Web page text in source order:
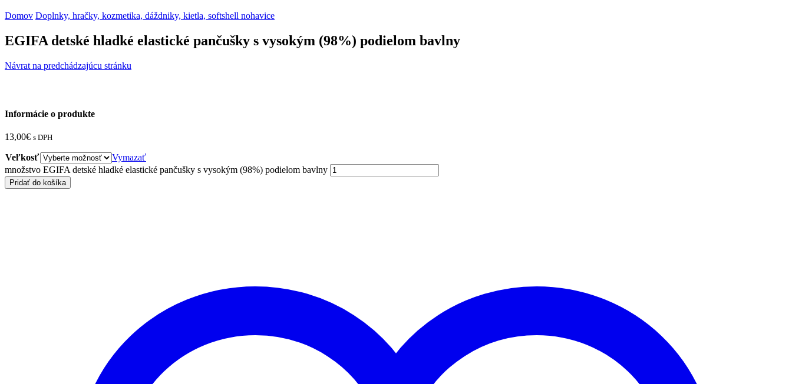
Domov Doplnky, hračky, kozmetika, dáždniky, kietla, softshell nohavice
EGIFA detské hladké elastické pančušky s vysokým (98%) podielom bavlny
Návrat na predchádzajúcu stránku
Informácie o produkte
13,00€ s DPH
Veľkosť
Vymazať
množstvo EGIFA detské hladké elastické pančušky s vysokým (98%) podielom bavlny
Pridať do košíka